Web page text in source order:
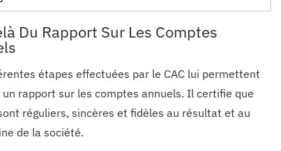
Du Rapport Sur Les Comptes
étapes effectuées par le CAC lui permettent
un rapport sur les comptes annuels. Il certifie que
réguliers, sincères et fidèles au résultat et au
de la société.